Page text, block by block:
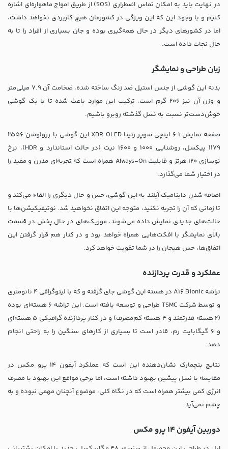
در نهایت باید به امکان تماس اضطراری (SOS) از طریق امواج ماهواره‌ای اشاره
کنیم و با وجود این که این ویژگی در کشورمان هیچ کاربردی نخواهد داشت،
اما در کشورهای دیگر در حال همه‌گیری بوده و جان بسیاری از افراد را تا به
حال نجات داده است.
زبان طراحی و نمایشگر
بدنه این گوشی از جنس استیل ضد زنگ ساخته شده، ضخامت آن 7.9 میلی‌متر
و وزن آن نیز 206 گرم است. ترکیب این موارد باعث شده تا با یک گوشی
خوش‌دست‌تر نسبت به نسل گذشته روبرو باشیم.
صفحه نمایش 6.1 اینچی سوپر رتینا XDR OLED این گوشی با رزولوشن 2556
1179 پیکسل، روشنایی 1000 و 1600 نیت (در حالت استاندارد و HDR)، نرخ
نوسازی 120 هرتز و قابلیت Always-On همراه است که تجربه‌ای مدرن و مفید را
در اختیار شما می‌گذارد.
اضافه شدن داینامیک آیلند به این گوشی، حس و حال دیگری را القاء می‌کند و
تا زمانی که آن را تجربه نکنید، متوجه این اتفاق نخواهید شد. نوتیفیکیشن‌ها با
حالت‌های جدیدی نمایش داده می‌شوند، موزیک‌های در حال پخش در قسمت
بالای نمایشگر با افکت‌هایی همراه خواهد بود و در کنار هم قرار گرفتن این
اتفاق‌ها، حس هیجان را در شما تقویت خواهد کرد.
عملکرد و قدرت پردازنده
تراشه A16 Bionic در هسته این گوشی جای گرفته و که با لیتوگرافی 4 نانومتری
و توسط شرکت TSMC طراحی و توسعه یافته است. این تراشه ۶ هسته‌ای بوده
(۲ هسته قدرتمند و ۴ هسته کم‌مصرف) و در کنار پردازنده گرافیکی 5 هسته‌ای
و 6 گیگابایت رم، قادر است تا بسیاری از کارهای سنگین را به راحتی انجام
دهد.
نتایج بنچمارک نشان‌دهنده این است که عملکرد آیفون ۱۴ پرو مکس در
مقایسه با نسل پیشین بهبود داشته است، اما برخی مواقع این بهبود با مصرف
انرژی کمی بیشتر همراه است که در نگاه کلی، موضوع آنچنان مهمی نبوده و به
چشم نمی‌آید.
دوربین آیفون 14 پرو مکس